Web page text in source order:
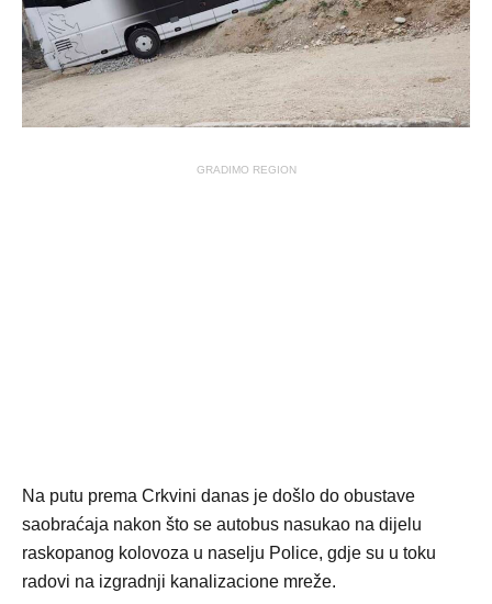
GRADIMO REGION
Na putu prema Crkvini danas je došlo do obustave
saobraćaja nakon što se autobus nasukao na dijelu
raskopanog kolovoza u naselju Police, gdje su u toku
radovi na izgradnji kanalizacione mreže.